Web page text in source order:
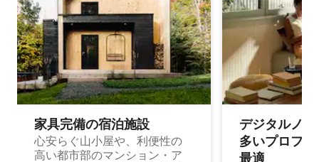
家具完備の宿⁠泊⁠施⁠設
心安らぐ山小屋や、利便性の
高い都市部のマンション・ア
デジタルノ
多⁠いプ⁠ロ⁠フ⁠
最⁠適